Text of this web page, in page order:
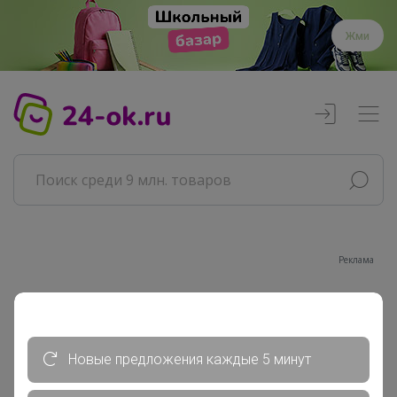
Жми
Реклама
Совместные покупки
АРХИВ СП
Новые предложения каждые 5 минут